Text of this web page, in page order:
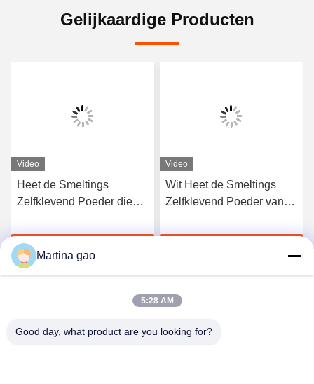
Gelijkaardige Producten
Video
Heet de Smeltings
Zelfklevend Poeder die
Bestand 90 Graad voor
Stof wassenKrijg Beste Prijs
Video
Wit Heet de Smeltings
Zelfklevend Poeder van
voor Digitale Printer
Martina gao
5:28 AM
Good day, what product are you looking for?